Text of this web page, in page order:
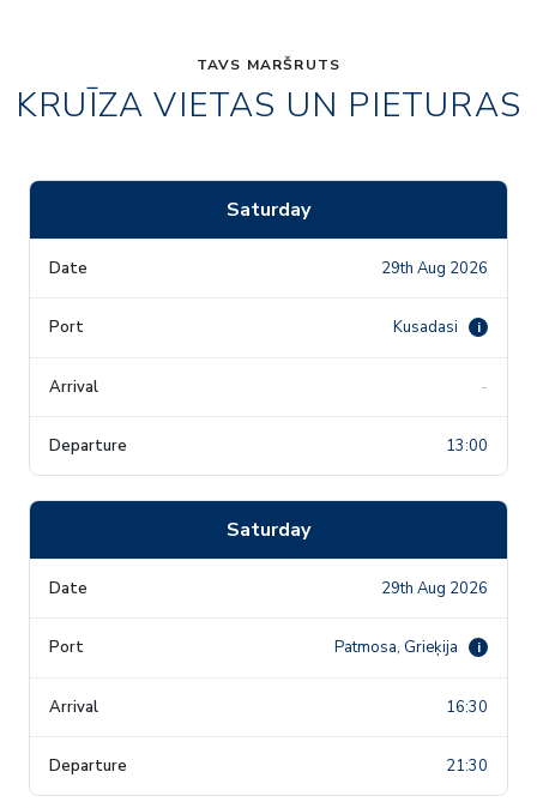
TAVS MARŠRUTS
KRUĪZA VIETAS UN PIETURAS
Saturday
29th Aug 2026
Kusadasi i
-
13:00
Saturday
29th Aug 2026
Patmosa, Grieķija i
16:30
21:30